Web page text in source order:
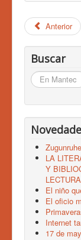
Anterior
Buscar
Buscar...
Zugunruhe
LA
Y
LECTURA
El niño
El oficio
Internet
17 de